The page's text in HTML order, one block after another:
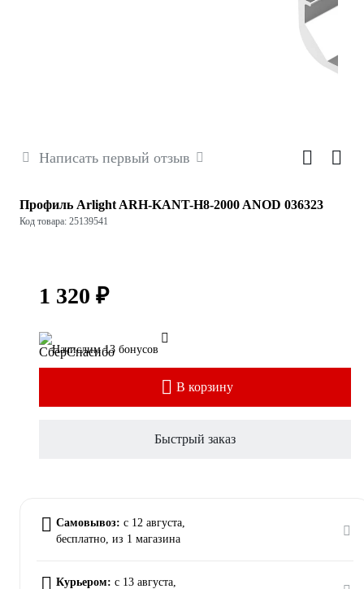
Написать первый отзыв
Профиль Arlight ARH-KANT-H8-2000 ANOD 036323
Код товара: 25139541
1 320 ₽
Начислим 13 бонусов
В корзину
Быстрый заказ
Самовывоз: c 12 августа,
бесплатно, из 1 магазина
Курьером: c 13 августа,